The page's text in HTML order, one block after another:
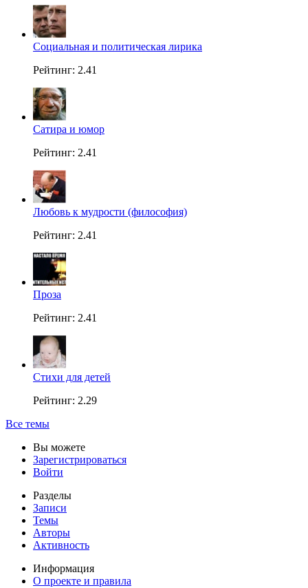
Социальная и политическая лирика
Рейтинг: 2.41
Сатира и юмор
Рейтинг: 2.41
Любовь к мудрости (философия)
Рейтинг: 2.41
Проза
Рейтинг: 2.41
Стихи для детей
Рейтинг: 2.29
Все темы
Вы можете
Зарегистрироваться
Войти
Разделы
Записи
Темы
Авторы
Активность
Информация
О проекте и правила